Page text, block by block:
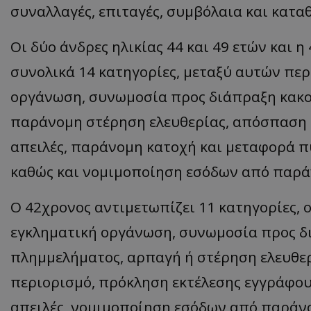
συναλλαγές, επιταγές, συμβόλαια και
Οι δύο άνδρες ηλικίας 44 και 49 ετών και
συνολικά 14 κατηγορίες, μεταξύ αυτών
οργάνωση, συνωμοσία προς διάπραξη
παράνομη στέρηση ελευθερίας,
απειλές, παράνομη κατοχή και μεταφορά
καθώς και νομιμοποίηση εσόδων από
Ο 42χρονος αντιμετωπίζει 11
εγκληματική οργάνωση, συνωμοσία προς
πλημμελήματος, αρπαγή ή στέρηση
περιορισμό, πρόκληση εκτέλεσης
απειλές, νομιμοποίηση εσόδων από
__cf_bm
__cf_bm